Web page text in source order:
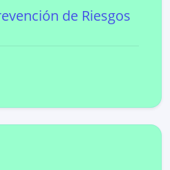
de Riesgos